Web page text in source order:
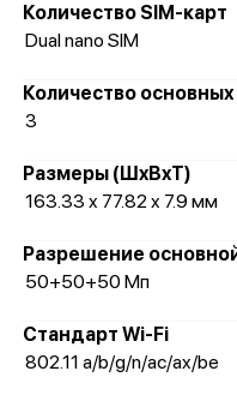
Количество SIM-карт
Dual nano SIM
Количество
3
Размеры (ШxВxТ)
163.33 x 77.82 x 7.9 мм
Разрешение
50+50+50 Мп
Стандарт Wi-Fi
802.11 a/b/g/n/ac/ax/be